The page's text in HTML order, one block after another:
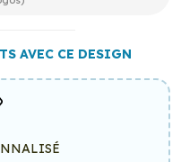
AVEC CE DESIGN